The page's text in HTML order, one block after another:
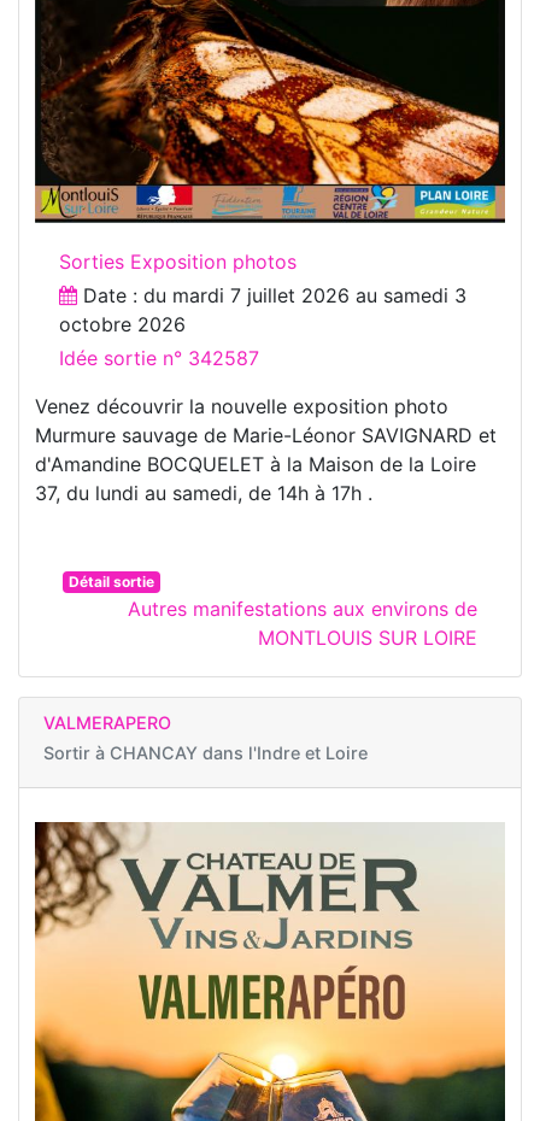
Sorties Exposition photos
Date : du mardi 7 juillet 2026 au samedi 3
octobre 2026
Idée sortie n° 342587
Venez découvrir la nouvelle exposition photo
Murmure sauvage de Marie-Léonor SAVIGNARD et
d'Amandine BOCQUELET à la Maison de la Loire
37, du lundi au samedi, de 14h à 17h .
Détail sortie
Autres manifestations aux environs de
MONTLOUIS SUR LOIRE
VALMERAPERO
Sortir à CHANCAY dans l'Indre et Loire